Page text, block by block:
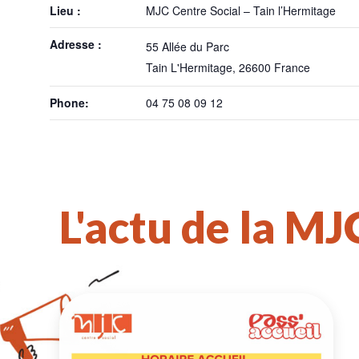
Lieu : MJC Centre Social – Tain l’Hermitage
Adresse :
55 Allée du Parc
Tain L'Hermitage, 26600 France
Phone: 04 75 08 09 12
L'actu de la